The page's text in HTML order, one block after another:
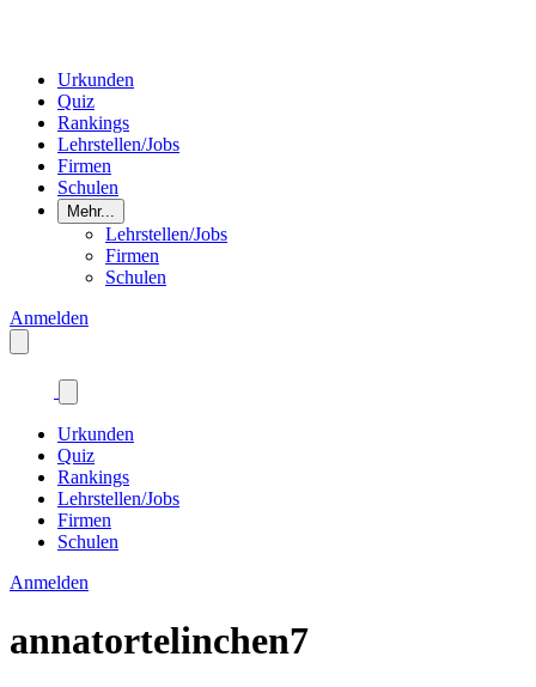
Urkunden
Quiz
Rankings
Lehrstellen/Jobs
Firmen
Schulen
Mehr...
Lehrstellen/Jobs
Firmen
Schulen
Anmelden
Urkunden
Quiz
Rankings
Lehrstellen/Jobs
Firmen
Schulen
Anmelden
annatortelinchen7